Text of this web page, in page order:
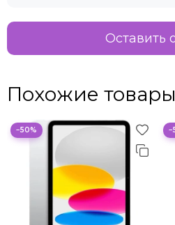
Оставить
Похожие товары
−50%